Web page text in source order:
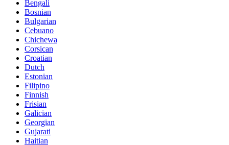
Bengali
Bosnian
Bulgarian
Cebuano
Chichewa
Corsican
Croatian
Dutch
Estonian
Filipino
Finnish
Frisian
Galician
Georgian
Gujarati
Haitian